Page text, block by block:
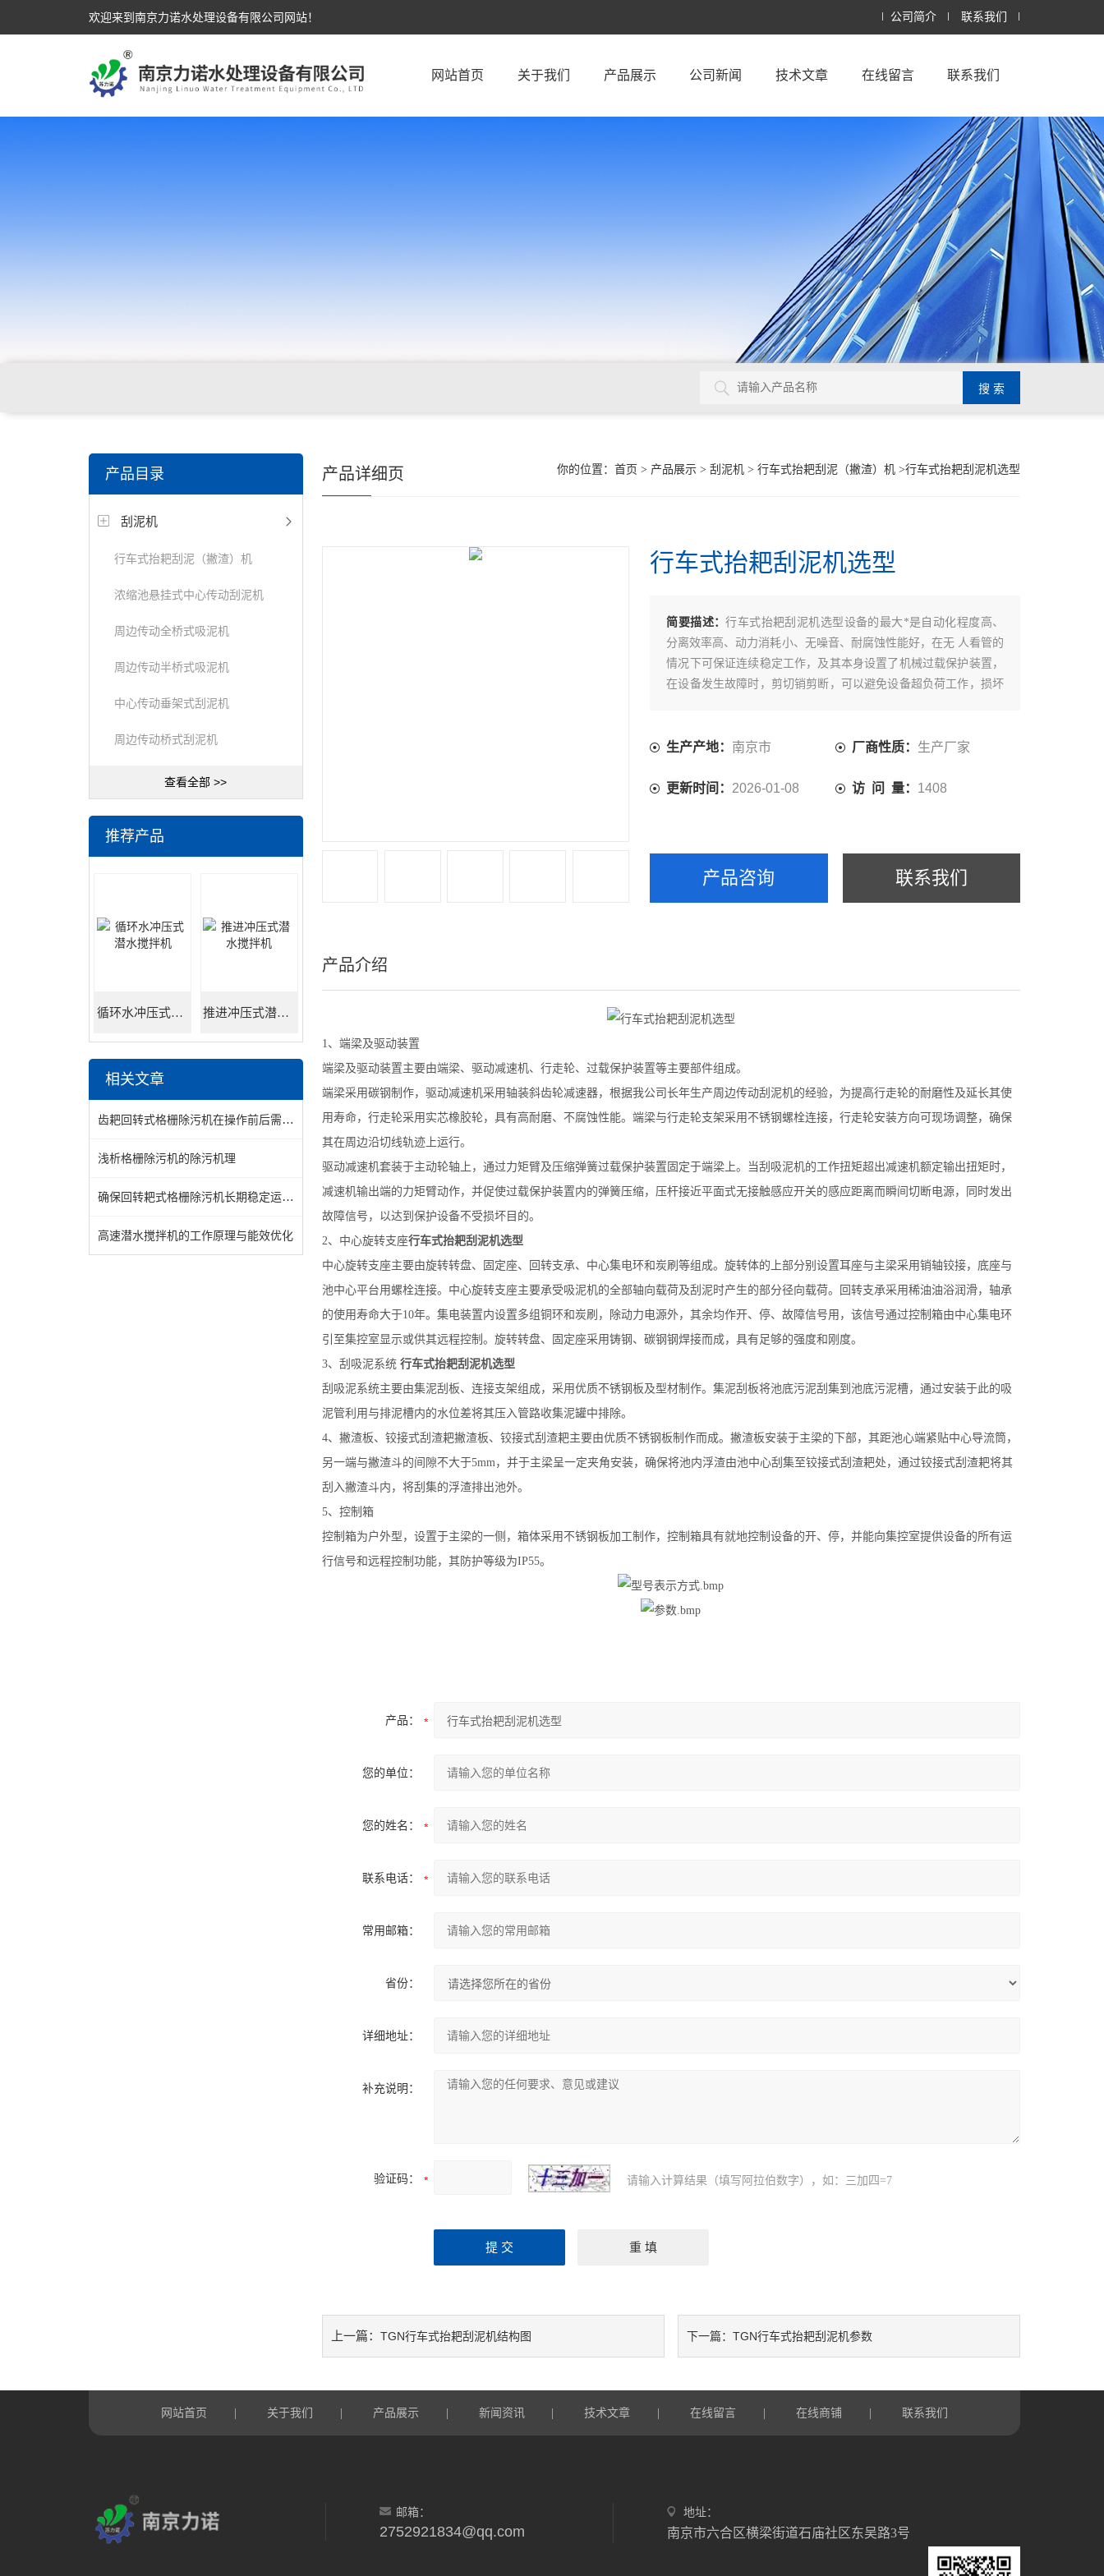
欢迎来到南京力诺水处理设备有限公司网站！ 公司简介 联系我们
网站首页 关于我们 产品展示 公司新闻 技术文章 在线留言 联系我们
器，刮/吸泥机等水处理设备
产品目录
刮泥机
行车式抬耙刮泥（撇渣）机
浓缩池悬挂式中心传动刮泥机
周边传动全桥式吸泥机
周边传动半桥式吸泥机
中心传动垂架式刮泥机
周边传动桥式刮泥机
查看全部 >>
推荐产品
循环水冲压式潜水搅拌机 推进冲压式潜水搅拌机
相关文章
齿耙回转式格栅除污机在操作前后需要注意哪些规程？
浅析格栅除污机的除污机理
确保回转耙式格栅除污机长期稳定运行的方法
高速潜水搅拌机的工作原理与能效优化
你的位置： 首页 > 产品展示 > 刮泥机 > 行车式抬耙刮泥（撇渣）机 >行车式抬耙刮泥机选型
产品详细页
行车式抬耙刮泥机选型
简要描述：行车式抬耙刮泥机选型设备的最大*是自动化程度高、
分离效率高、动力消耗小、无噪音、耐腐蚀性能好，在无 人看管的
情况下可保证连续稳定工作，及其本身设置了机械过载保护装置，
在设备发生故障时，剪切销剪断，可以避免设备超负荷工作，损坏
生产产地： 南京市 厂商性质： 生产厂家
更新时间： 2026-01-08 访 问 量： 1408
产品咨询 联系我们
产品介绍
1、端梁及驱动装置
端梁及驱动装置主要由端梁、驱动减速机、行走轮、过载保护装置等主要部件组成。
端梁采用碳钢制作，驱动减速机采用轴装斜齿轮减速器，根据我公司长年生产周边传动刮泥机的经验，为提高行走轮的耐磨性及延长其使
用寿命，行走轮采用实芯橡胶轮，具有高耐磨、不腐蚀性能。端梁与行走轮支架采用不锈钢螺栓连接，行走轮安装方向可现场调整，确保
其在周边沿切线轨迹上运行。
驱动减速机套装于主动轮轴上，通过力矩臂及压缩弹簧过载保护装置固定于端梁上。当刮吸泥机的工作扭矩超出减速机额定输出扭矩时，
减速机输出端的力矩臂动作，并促使过载保护装置内的弹簧压缩，压杆接近平面式无接触感应开关的感应距离而瞬间切断电源，同时发出
故障信号，以达到保护设备不受损坏目的。
2、中心旋转支座行车式抬耙刮泥机选型
中心旋转支座主要由旋转转盘、固定座、回转支承、中心集电环和炭刷等组成。旋转体的上部分别设置耳座与主梁采用销轴铰接，底座与
池中心平台用螺栓连接。中心旋转支座主要承受吸泥机的全部轴向载荷及刮泥时产生的部分径向载荷。回转支承采用稀油油浴润滑，轴承
的使用寿命大于10年。集电装置内设置多组铜环和炭刷，除动力电源外，其余均作开、停、故障信号用，该信号通过控制箱由中心集电环
引至集控室显示或供其远程控制。旋转转盘、固定座采用铸钢、碳钢钢焊接而成，具有足够的强度和刚度。
3、刮吸泥系统 行车式抬耙刮泥机选型
刮吸泥系统主要由集泥刮板、连接支架组成，采用优质不锈钢板及型材制作。集泥刮板将池底污泥刮集到池底污泥槽，通过安装于此的吸
泥管利用与排泥槽内的水位差将其压入管路收集泥罐中排除。
4、撇渣板、铰接式刮渣耙撇渣板、铰接式刮渣耙主要由优质不锈钢板制作而成。撇渣板安装于主梁的下部，其距池心端紧贴中心导流筒，
另一端与撇渣斗的间隙不大于5mm，并于主梁呈一定夹角安装，确保将池内浮渣由池中心刮集至铰接式刮渣耙处，通过铰接式刮渣耙将其
刮入撇渣斗内，将刮集的浮渣排出池外。
5、控制箱
控制箱为户外型，设置于主梁的一侧，箱体采用不锈钢板加工制作，控制箱具有就地控制设备的开、停，并能向集控室提供设备的所有运
行信号和远程控制功能，其防护等级为IP55。
产品：
您的单位：
您的姓名：
联系电话：
常用邮箱：
省份：
详细地址：
补充说明：
验证码： 请输入计算结果（填写阿拉伯数字），如：三加四=7
上一篇： TGN行车式抬耙刮泥机结构图 下一篇： TGN行车式抬耙刮泥机参数
网站首页 | 关于我们 | 产品展示 | 新闻资讯 | 技术文章 | 在线留言 | 在线商铺 | 联系我们
邮箱：
2752921834@qq.com
地址：
南京市六合区横梁街道石庙社区东吴路3号